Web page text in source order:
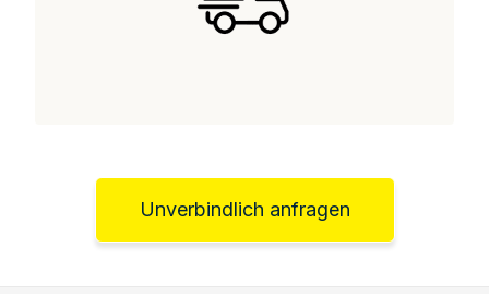
Unverbindlich anfragen